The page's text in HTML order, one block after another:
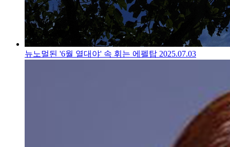
뉴노멀된 '6월 열대야' 속 휘는 에펠탑 2025.07.03